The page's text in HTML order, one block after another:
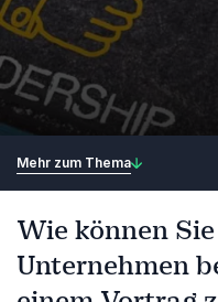
Mehr zum Thema
Wie können
Unternehmen